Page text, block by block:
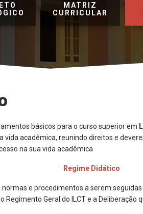
MATRIZ
CURRICULAR
básicos para o curso superior em
vida acadêmica, reunindo direitos e
na sua vida acadêmica
Regime Didático
e procedimentos a serem seguidas
Regimento Geral do ILCT e a Deliberação